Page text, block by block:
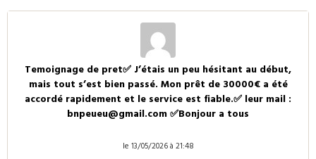
Temoignage de pret✅ J’étais un peu hésitant au début,
mais tout s’est bien passé. Mon prêt de 30000€ a été
accordé rapidement et le service est fiable.✅ leur mail :
bnpeueu@gmail.com ✅Bonjour a tous
le 13/05/2026 à 21:48